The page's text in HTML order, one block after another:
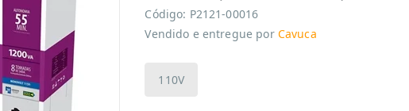
Código: P2121-00016
Vendido e entregue por Cavuca
110V